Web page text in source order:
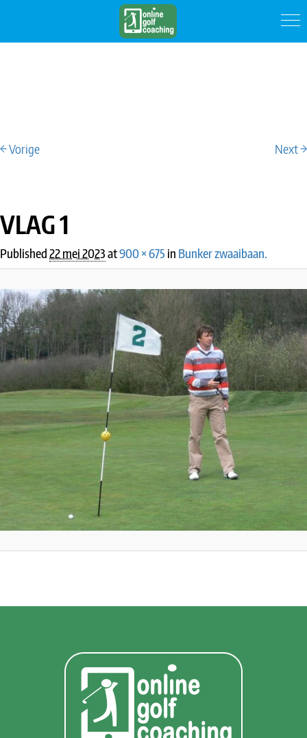
IMAGE NAVIGATION
← Vorige Next →
VLAG 1
Published22 mei 2023at900 × 675 in Bunker zwaaibaan.